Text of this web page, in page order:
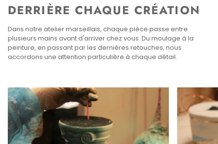
DERRIÈRE CHAQUE CRÉATION
Dans notre atelier marseillais, chaque pièce passe entre
plusieurs mains avant d'arriver chez vous. Du moulage à la
peinture, en passant par les dernières retouches, nous
accordons une attention particulière à chaque détail.
Enfocar Enfocar